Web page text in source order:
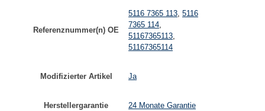
Referenznummer(n) OE
5116 7365 113, 5116
7365 114,
51167365113,
51167365114
Modifizierter Artikel Ja
Herstellergarantie 24 Monate Garantie